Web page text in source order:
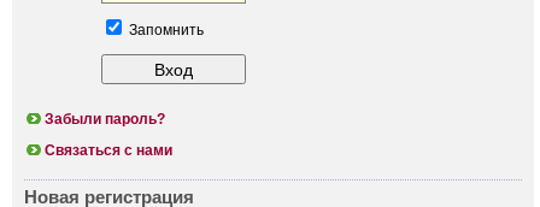
Запомнить
Забыли пароль?
Связаться с нами
Новая регистрация